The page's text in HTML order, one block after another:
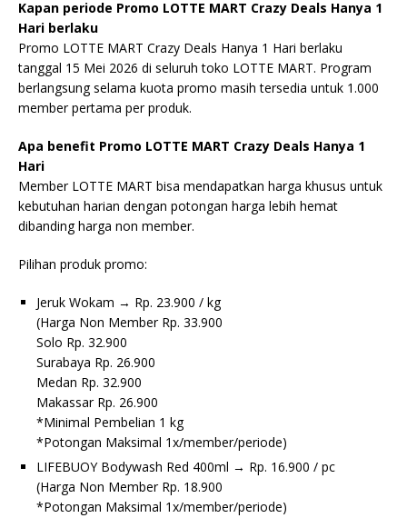
Kapan periode Promo LOTTE MART Crazy Deals Hanya 1
Hari berlaku
Promo LOTTE MART Crazy Deals Hanya 1 Hari berlaku
tanggal 15 Mei 2026 di seluruh toko LOTTE MART. Program
berlangsung selama kuota promo masih tersedia untuk 1.000
member pertama per produk.
Apa benefit Promo LOTTE MART Crazy Deals Hanya 1
Hari
Member LOTTE MART bisa mendapatkan harga khusus untuk
kebutuhan harian dengan potongan harga lebih hemat
dibanding harga non member.
Pilihan produk promo:
Jeruk Wokam → Rp. 23.900 / kg
(Harga Non Member Rp. 33.900
Solo Rp. 32.900
Surabaya Rp. 26.900
Medan Rp. 32.900
Makassar Rp. 26.900
*Minimal Pembelian 1 kg
*Potongan Maksimal 1x/member/periode)
LIFEBUOY Bodywash Red 400ml → Rp. 16.900 / pc
(Harga Non Member Rp. 18.900
*Potongan Maksimal 1x/member/periode)